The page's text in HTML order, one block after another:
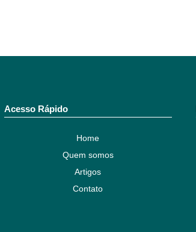
Acesso Rápido
Home
Quem somos
Artigos
Contato